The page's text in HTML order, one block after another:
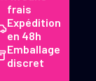
frais
Expédition
en 48h
Emballage
discret